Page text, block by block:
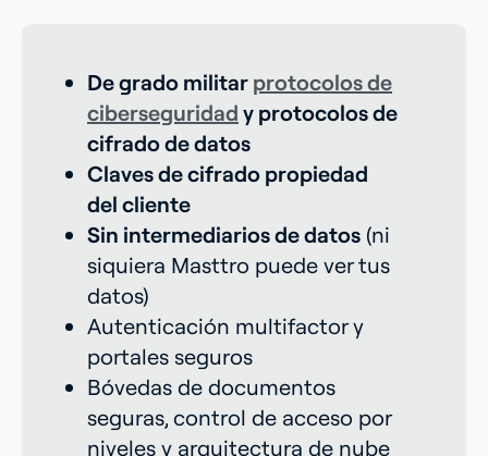
De grado militar protocolos de
ciberseguridad y protocolos de
cifrado de datos
Claves de cifrado propiedad
del cliente
Sin intermediarios de datos (ni
siquiera Masttro puede ver tus
datos)
Autenticación multifactor y
portales seguros
Bóvedas de documentos
seguras, control de acceso por
niveles y arquitectura de nube